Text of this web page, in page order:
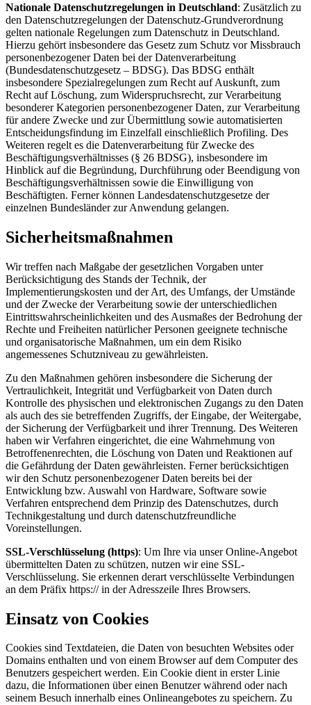
Nationale Datenschutzregelungen in Deutschland: Zusätzlich zu
den Datenschutzregelungen der Datenschutz-Grundverordnung
gelten nationale Regelungen zum Datenschutz in Deutschland.
Hierzu gehört insbesondere das Gesetz zum Schutz vor Missbrauch
personenbezogener Daten bei der Datenverarbeitung
(Bundesdatenschutzgesetz – BDSG). Das BDSG enthält
insbesondere Spezialregelungen zum Recht auf Auskunft, zum
Recht auf Löschung, zum Widerspruchsrecht, zur Verarbeitung
besonderer Kategorien personenbezogener Daten, zur Verarbeitung
für andere Zwecke und zur Übermittlung sowie automatisierten
Entscheidungsfindung im Einzelfall einschließlich Profiling. Des
Weiteren regelt es die Datenverarbeitung für Zwecke des
Beschäftigungsverhältnisses (§ 26 BDSG), insbesondere im
Hinblick auf die Begründung, Durchführung oder Beendigung von
Beschäftigungsverhältnissen sowie die Einwilligung von
Beschäftigten. Ferner können Landesdatenschutzgesetze der
einzelnen Bundesländer zur Anwendung gelangen.
Sicherheitsmaßnahmen
Wir treffen nach Maßgabe der gesetzlichen Vorgaben unter
Berücksichtigung des Stands der Technik, der
Implementierungskosten und der Art, des Umfangs, der Umstände
und der Zwecke der Verarbeitung sowie der unterschiedlichen
Eintrittswahrscheinlichkeiten und des Ausmaßes der Bedrohung der
Rechte und Freiheiten natürlicher Personen geeignete technische
und organisatorische Maßnahmen, um ein dem Risiko
angemessenes Schutzniveau zu gewährleisten.
Zu den Maßnahmen gehören insbesondere die Sicherung der
Vertraulichkeit, Integrität und Verfügbarkeit von Daten durch
Kontrolle des physischen und elektronischen Zugangs zu den Daten
als auch des sie betreffenden Zugriffs, der Eingabe, der Weitergabe,
der Sicherung der Verfügbarkeit und ihrer Trennung. Des Weiteren
haben wir Verfahren eingerichtet, die eine Wahrnehmung von
Betroffenenrechten, die Löschung von Daten und Reaktionen auf
die Gefährdung der Daten gewährleisten. Ferner berücksichtigen
wir den Schutz personenbezogener Daten bereits bei der
Entwicklung bzw. Auswahl von Hardware, Software sowie
Verfahren entsprechend dem Prinzip des Datenschutzes, durch
Technikgestaltung und durch datenschutzfreundliche
Voreinstellungen.
SSL-Verschlüsselung (https): Um Ihre via unser Online-Angebot
übermittelten Daten zu schützen, nutzen wir eine SSL-
Verschlüsselung. Sie erkennen derart verschlüsselte Verbindungen
an dem Präfix https:// in der Adresszeile Ihres Browsers.
Einsatz von Cookies
Cookies sind Textdateien, die Daten von besuchten Websites oder
Domains enthalten und von einem Browser auf dem Computer des
Benutzers gespeichert werden. Ein Cookie dient in erster Linie
dazu, die Informationen über einen Benutzer während oder nach
seinem Besuch innerhalb eines Onlineangebotes zu speichern. Zu